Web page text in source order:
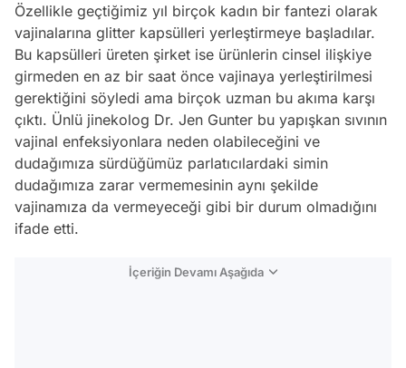
Özellikle geçtiğimiz yıl birçok kadın bir fantezi olarak
vajinalarına glitter kapsülleri yerleştirmeye başladılar.
Bu kapsülleri üreten şirket ise ürünlerin cinsel ilişkiye
girmeden en az bir saat önce vajinaya yerleştirilmesi
gerektiğini söyledi ama birçok uzman bu akıma karşı
çıktı. Ünlü jinekolog Dr. Jen Gunter bu yapışkan sıvının
vajinal enfeksiyonlara neden olabileceğini ve
dudağımıza sürdüğümüz parlatıcılardaki simin
dudağımıza zarar vermemesinin aynı şekilde
vajinamıza da vermeyeceği gibi bir durum olmadığını
ifade etti.
İçeriğin Devamı Aşağıda